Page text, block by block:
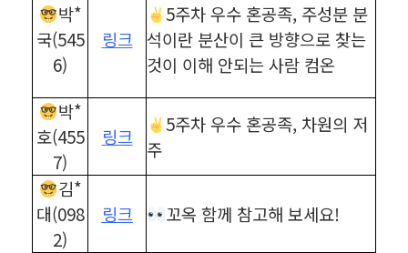
박*
국(545
6)
링크
5주차 우수 혼공족, 주성분 분
석이란 분산이 큰 방향으로 찾는
것이 이해 안되는 사람 컴온
박*
호(455
7)
링크
5주차 우수 혼공족, 차원의 저
주
김*
대(098
2)
링크 꼬옥 함께 참고해 보세요!